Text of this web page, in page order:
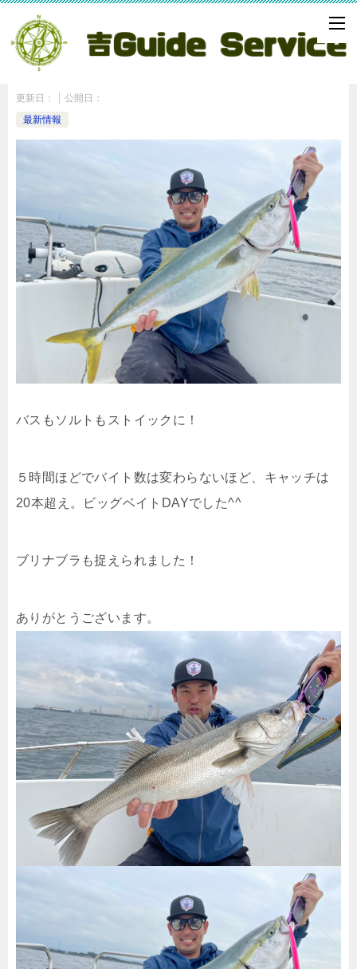
東京湾シーバス
更新日：
公開日：
最新情報
バスもソルトもストイックに！
５時間ほどでバイト数は変わらないほど、キャッチは
20本超え。ビッグベイトDAYでした^^
ブリナブラも捉えられました！
ありがとうございます。